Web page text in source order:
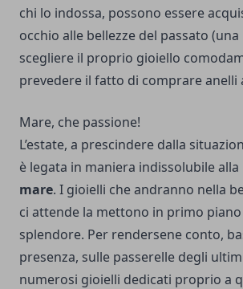
chi lo indossa, possono essere
occhio alle bellezze del passato
scegliere il proprio gioiello
prevedere il fatto di comprareanelli
Mare, che passione!
L’estate, a prescindere dalla
è legata in maniera indissolubile alla
mare. I gioielli che andranno nella
ci attende la mettono in primo
splendore. Per rendersene conto,
presenza, sulle passerelle degli
numerosi gioielli dedicati proprio a